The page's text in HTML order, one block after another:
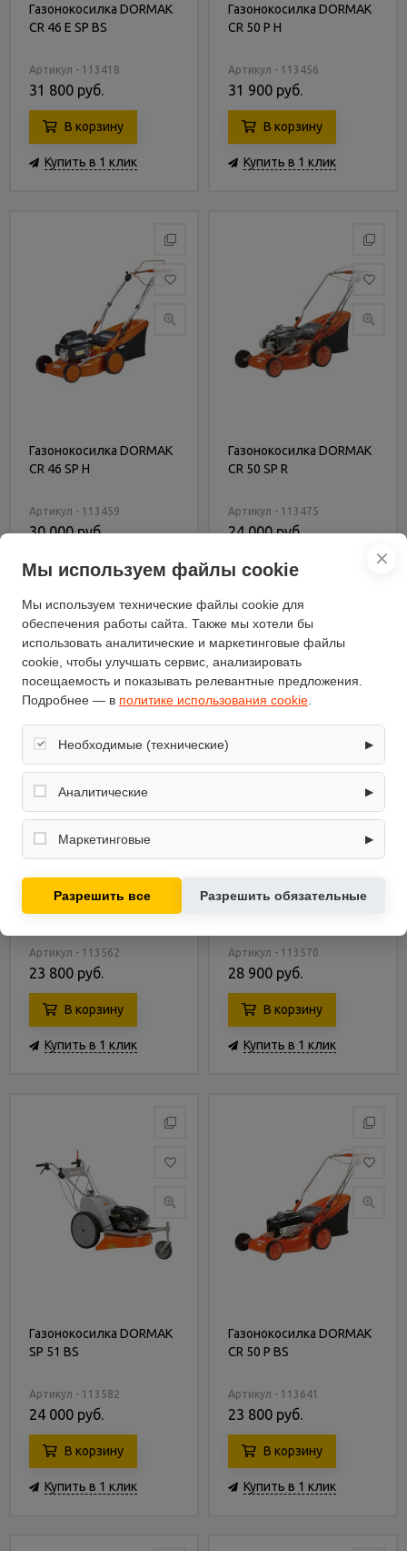
Газонокосилка DORMAK
CR 46 E SP BS
Артикул - 113418
31 800 руб.
В корзину
Купить в 1 клик
Газонокосилка DORMAK
CR 50 P H
Артикул - 113456
31 900 руб.
В корзину
Купить в 1 клик
Газонокосилка DORMAK
CR 46 SP H
Артикул - 113459
30 000 руб.
В корзину
Купить в 1 клик
Газонокосилка DORMAK
CR 50 SP R
Артикул - 113475
24 000 руб.
В корзину
Купить в 1 клик
Газонокосилка DORMAK
Артикул - 113562
23 800 руб.
В корзину
Купить в 1 клик
Газонокосилка DORMAK
Артикул - 113570
28 900 руб.
В корзину
Купить в 1 клик
Газонокосилка DORMAK
SP 51 BS
Артикул - 113582
24 000 руб.
В корзину
Купить в 1 клик
Газонокосилка DORMAK
CR 50 P BS
Артикул - 113641
23 800 руб.
В корзину
Купить в 1 клик
✕
Мы используем файлы cookie
Мы используем технические файлы cookie для
обеспечения работы сайта. Также мы хотели бы
использовать аналитические и маркетинговые файлы
cookie, чтобы улучшать сервис, анализировать
посещаемость и показывать релевантные предложения.
Подробнее — в политике использования cookie
Необходимые (технические) ▶
Обеспечивают корректную работу сайта: оформление
заказа, корзина, вход в личный кабинет. Без них основные
Аналитические ▶
Собирают обезличенную информацию о посещениях и
использовании сайта (например, счётчики аналитики),
Маркетинговые ▶
предложений на основе ваших интересов.
Разрешить все Разрешить обязательные